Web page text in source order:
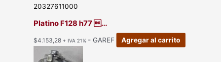
20327611000
Platino F128 h77 ...
$4.153,28 + IVA 21% - GAREF Agregar al carrito